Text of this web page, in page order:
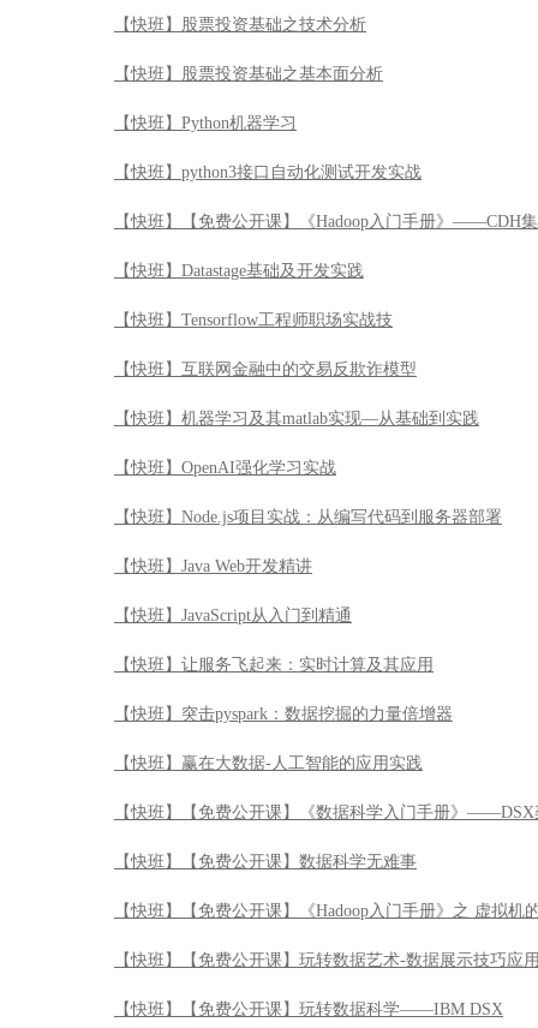
【快班】Datastage基础及开发实践
【快班】Tensorflow工程师职场实战技
【快班】互联网金融中的交易反欺诈模型
【快班】机器学习及其matlab实现—从基础到实践
【快班】OpenAI强化学习实战
【快班】Node.js项目实战：从编写代码到服务器部署
【快班】Java Web开发精讲
【快班】JavaScript从入门到精通
【快班】让服务飞起来：实时计算及其应用
【快班】突击pyspark：数据挖掘的力量倍增器
【快班】赢在大数据-人工智能的应用实践
【快班】【免费公开课】《数据科学入门手册》——DSX
【快班】【免费公开课】数据科学无难事
【快班】【免费公开课】《Hadoop入门手册》之 虚拟机
【快班】【免费公开课】玩转数据艺术-数据展示技巧应
【快班】【免费公开课】玩转数据科学——IBM DSX
【快班】【免费公开课】《Hadoop入门手册》——Apache
【快班】【免费公开课】赢在大数据-数据化运营落地实
【快班】大数据管理
【快班】Streams流计算引航公开课
【快班】抽样调查